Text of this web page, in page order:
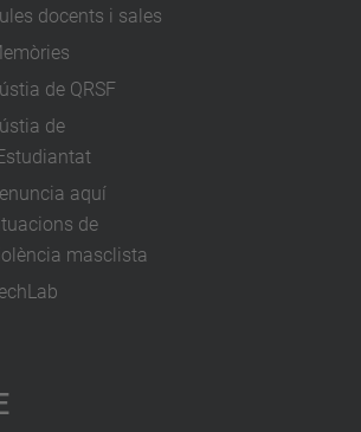
docents i sales
de QRSF
de
aquí
de
masclista